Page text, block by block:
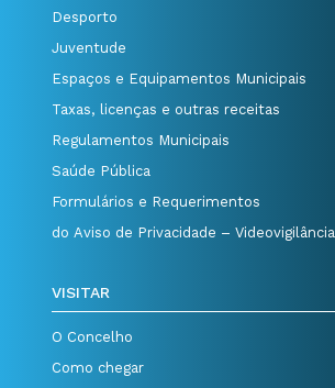
Desporto
Juventude
Espaços e Equipamentos Municipais
Taxas, licenças e outras receitas
Regulamentos Municipais
Saúde Pública
Formulários e Requerimentos
do Aviso de Privacidade – Videovigilância
VISITAR
O Concelho
Como chegar